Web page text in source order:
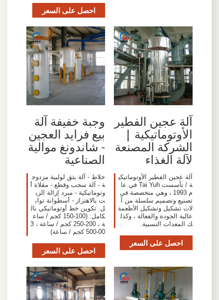
احصل على السعر
آلة عجين الفطير
الأوتوماتيكية |
الشركة المصنعة
لآلة الغذاء
آلة عجين الفطير الأوتوماتيكي
ة / تأسست Tai Yuh في عا
م 1993 ، وهي متخصصة في
تصنيع وتصميم سلسلة من آ
لات تشكيل وتشكيل الأطعمة
عالية الجودة والفعالة ، وكذل
ك المعدات النسبية.
احصل على السعر
وجبة خفيفة آلة
بيع فرايد العجين
- شاندونغ موالية
الصناعية
خلاط - آلة بثق لولبية مزدوج
ة - آلة سحب وقطع - مقلاة أ
وتوماتيكية - مبرد إزالة الزي
ت بالاهتزاز - أسطوانة تواب
ل. تكوين خط أوتوماتيكي بال
كامل: (100-150 كجم / ساع
ة ، 200-250 كجم / ساعة ، 3
00-500 كجم / ساعة)
احصل على السعر